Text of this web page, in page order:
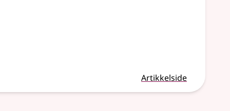
Artikkelside